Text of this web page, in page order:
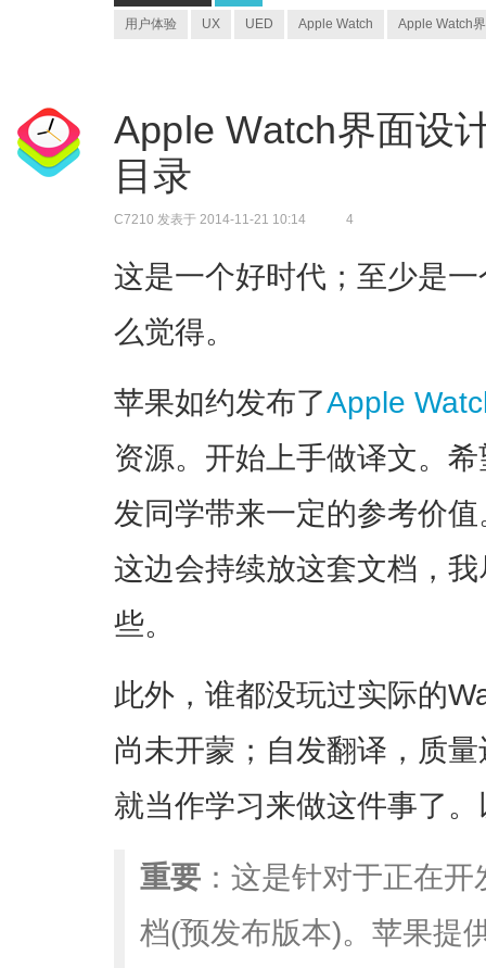
用户体验 UX UED Apple Watch Apple Watch
Apple Watch界面设
目录
C7210 发表于 2014-11-21 10:14 4
这是一个好时代；至少是
么觉得。
苹果如约发布了Apple
资源。开始上手做译文。
发同学带来一定的参考价
这边会持续放这套文档，
些。
此外，谁都没玩过实际的
尚未开蒙；自发翻译，质
就当作学习来做这件事了
重要 ：这是针对于正在
档(预发布版本)。苹果提